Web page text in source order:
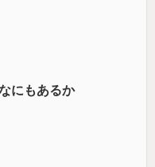
もあるか